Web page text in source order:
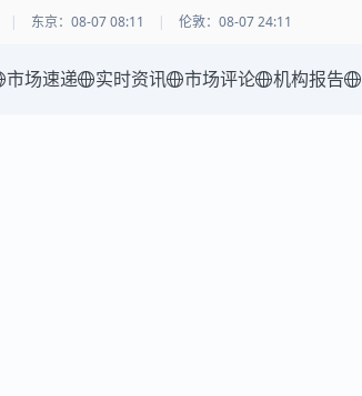
| 东京： 08-07 08:11 | 伦敦： 08-07 24:11
市场速递 实时资讯 市场评论 机构报告